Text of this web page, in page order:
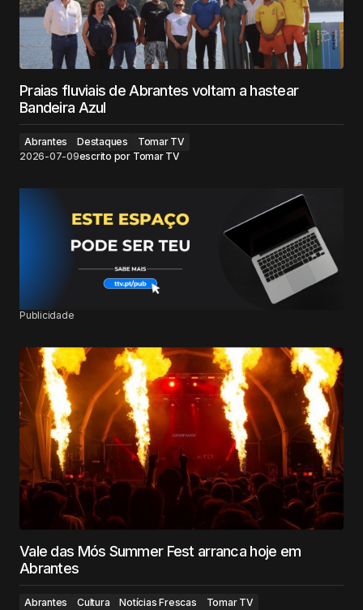
Praias fluviais de Abrantes voltam a hastear
Bandeira Azul
Abrantes Destaques
Tomar TV
2026-07-09escrito por Tomar TV
Publicidade
Vale das Mós Summer Fest arranca hoje em
Abrantes
Abrantes Cultura Notícias Frescas
Tomar TV